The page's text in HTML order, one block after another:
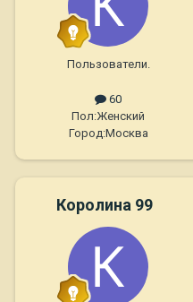
Пользователи.
60
Пол:Женский
Город:Москва
Королина 99